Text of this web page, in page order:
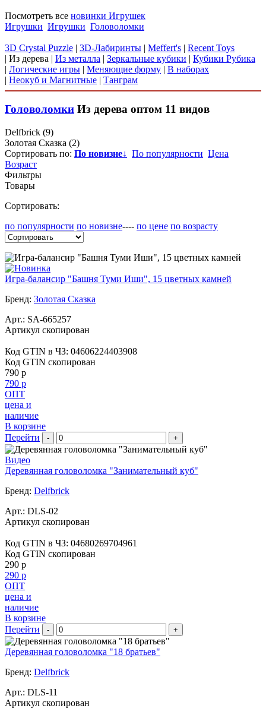
Посмотреть все новинки Игрушек
Игрушки Игрушки Головоломки
3D Crystal Puzzle | 3D-Лабиринты | Meffert's | Recent Toys
| Из дерева | Из металла | Зеркальные кубики | Кубики Рубика
| Логические игры | Меняющие форму | В наборах
| Неокуб и Магнитные | Танграм
Головоломки Из дерева оптом 11 видов
Delfbrick (9)
Золотая Сказка (2)
Сортировать по: По новизне↓ По популярности Цена
Возраст
Фильтры
Товары
Сортировать:
по популярности по новизне---- по цене по возрасту
Игра-балансир "Башня Туми Иши", 15 цветных камней
Бренд: Золотая Сказка
Арт.: SA-665257
Артикул скопирован
Код GTIN в ЧЗ: 04606224403908
Код GTIN скопирован
790 р
790 р
ОПТ
цена и
наличие
В корзине
Перейти
- +
Видео
Деревянная головоломка "Занимательный куб"
Бренд: Delfbrick
Арт.: DLS-02
Артикул скопирован
Код GTIN в ЧЗ: 04680269704961
Код GTIN скопирован
290 р
290 р
ОПТ
цена и
наличие
В корзине
Перейти
- +
Деревянная головоломка "18 братьев"
Бренд: Delfbrick
Арт.: DLS-11
Артикул скопирован